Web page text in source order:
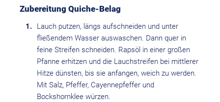
Zubereitung Quiche-Belag
Lauch putzen, längs aufschneiden und unter
fließendem Wasser auswaschen. Dann quer in
feine Streifen schneiden. Rapsöl in einer großen
Pfanne erhitzen und die Lauchstreifen bei mittlerer
Hitze dünsten, bis sie anfangen, weich zu werden.
Mit Salz, Pfeffer, Cayennepfeffer und
Bockshornklee würzen.